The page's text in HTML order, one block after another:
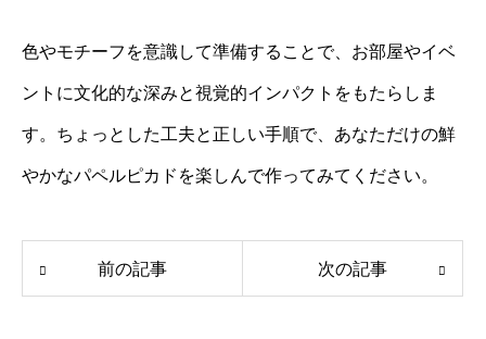
色やモチーフを意識して準備することで、お部屋やイベ
ントに文化的な深みと視覚的インパクトをもたらしま
す。ちょっとした工夫と正しい手順で、あなただけの鮮
やかなパペルピカドを楽しんで作ってみてください。
前の記事 次の記事